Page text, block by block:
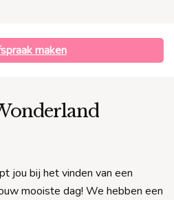
maken
jou bij het vinden van een
mooiste dag! We hebben een